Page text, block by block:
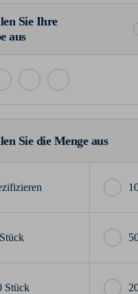
Sie Ihre
aus
Sie die Menge aus
Stück